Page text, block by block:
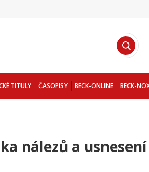
TITULY ČASOPISY BECK-ONLINE BECK-
nálezů a usnesení